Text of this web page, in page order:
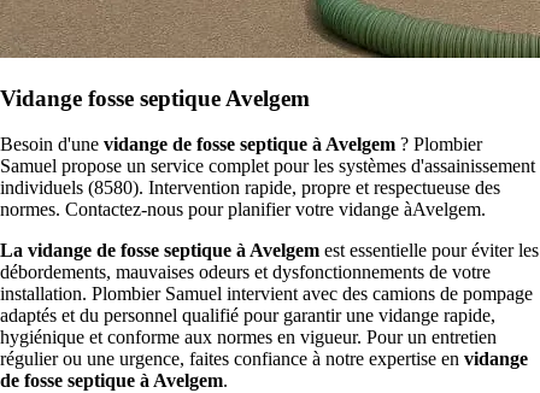
Vidange fosse septique Avelgem
Besoin d'une vidange de fosse septique à Avelgem ? Plombier
Samuel propose un service complet pour les systèmes d'assainissement
individuels (8580). Intervention rapide, propre et respectueuse des
normes. Contactez-nous pour planifier votre vidange àAvelgem.
La vidange de fosse septique à Avelgem est essentielle pour éviter les
débordements, mauvaises odeurs et dysfonctionnements de votre
installation. Plombier Samuel intervient avec des camions de pompage
adaptés et du personnel qualifié pour garantir une vidange rapide,
hygiénique et conforme aux normes en vigueur. Pour un entretien
régulier ou une urgence, faites confiance à notre expertise en vidange
de fosse septique à Avelgem.